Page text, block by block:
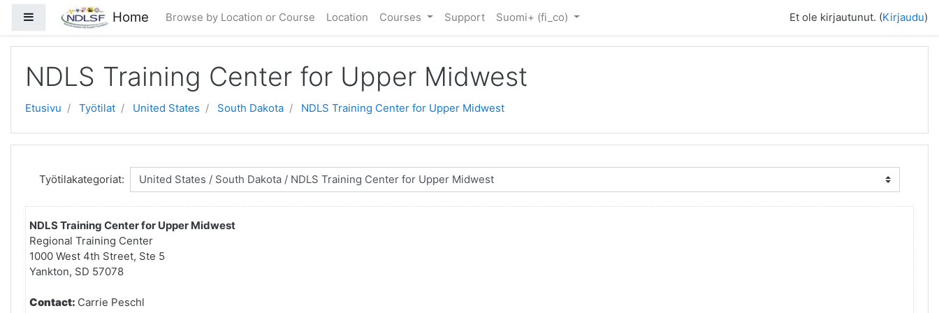
Siirry pääsisältöön
Sivupaneeli Home Browse by Location or Course Location Courses Support Suomi+ ‎(fi_co)‎ Et ole kirjautunut. (Kirjaudu)
NDLS Training Center for Upper Midwest
Etusivu Työtilat United States South Dakota NDLS Training Center for Upper Midwest
Työtilakategoriat:
NDLS Training Center for Upper Midwest
Regional Training Center
1000 West 4th Street, Ste 5
Yankton, SD 57078
Contact: Carrie Peschl